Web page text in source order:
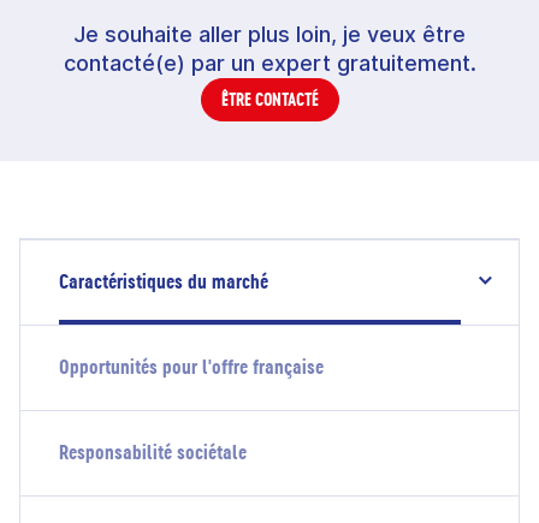
Je souhaite aller plus loin, je veux être
contacté(e) par un expert gratuitement.
ÊTRE CONTACTÉ
Caractéristiques du marché
Opportunités pour l'offre française
Responsabilité sociétale